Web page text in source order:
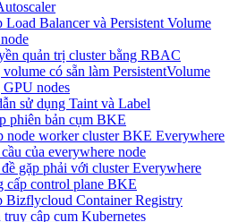
Load Balancer và Persistent Volume
quản trị cluster bằng RBAC
có sẵn làm PersistentVolume
GPU nodes
sử dụng Taint và Label
phiên bản cụm BKE
node worker cluster BKE Everywhere
của everywhere node
gặp phải với cluster Everywhere
cấp control plane BKE
Bizflycloud Container Registry
cập cụm Kubernetes